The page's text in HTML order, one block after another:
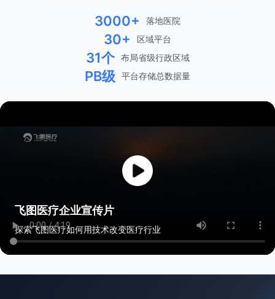
3000+ 落地医院
30+ 区域平台
31个 布局省级行政区域
PB级 平台存储总数据量
飞图医疗企业宣传片
探索飞图医疗如何用技术改变医疗行业